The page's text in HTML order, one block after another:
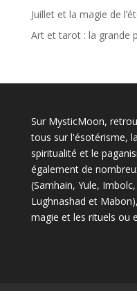
Juillet et la magie de
Art et tarot : la grande
Sur MysticMoon,
tous sur l'ésotérisme,
spiritualité et le
également de
(Samhain, Yule,
Lughnashad et
magie et les rituels ou